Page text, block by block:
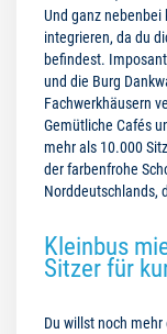
Und ganz
integrieren, da du
befindest.
und die Burg
Fachwerkhäusern
Gemütliche Cafés
mehr als 10.000
der farbenfrohe
Norddeutschlands,
Kleinbus
Sitzer für
Du willst noch